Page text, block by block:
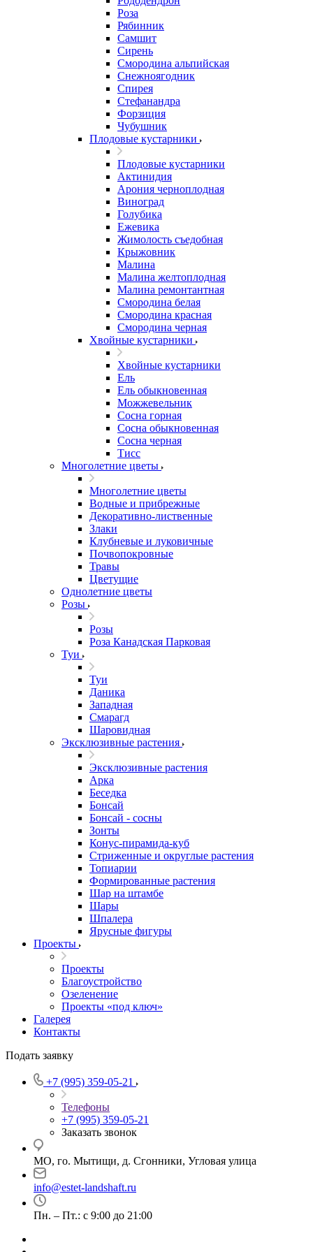
Роза
Рябинник
Самшит
Сирень
Смородина альпийская
Снежноягодник
Спирея
Стефанандра
Форзиция
Чубушник
Плодовые кустарники
Плодовые кустарники
Актинидия
Арония черноплодная
Виноград
Голубика
Ежевика
Жимолость съедобная
Крыжовник
Малина
Малина желтоплодная
Малина ремонтантная
Смородина белая
Смородина красная
Смородина черная
Хвойные кустарники
Хвойные кустарники
Ель
Ель обыкновенная
Можжевельник
Сосна горная
Сосна обыкновенная
Сосна черная
Тисс
Многолетние цветы
Многолетние цветы
Водные и прибрежные
Декоративно-лиственные
Злаки
Клубневые и луковичные
Почвопокровные
Травы
Цветущие
Однолетние цветы
Розы
Розы
Роза Канадская Парковая
Туи
Туи
Даника
Западная
Смарагд
Шаровидная
Эксклюзивные растения
Эксклюзивные растения
Арка
Беседка
Бонсай
Бонсай - сосны
Зонты
Конус-пирамида-куб
Стриженные и округлые растения
Топиарии
Формированные растения
Шар на штамбе
Шары
Шпалера
Ярусные фигуры
Проекты
Проекты
Благоустройство
Озеленение
Проекты «под ключ»
Галерея
Контакты
Подать заявку
+7 (995) 359-05-21
Телефоны
+7 (995) 359-05-21
Заказать звонок
МО, го. Мытищи, д. Сгонники, Угловая улица
info@estet-landshaft.ru
Пн. – Пт.: с 9:00 до 21:00